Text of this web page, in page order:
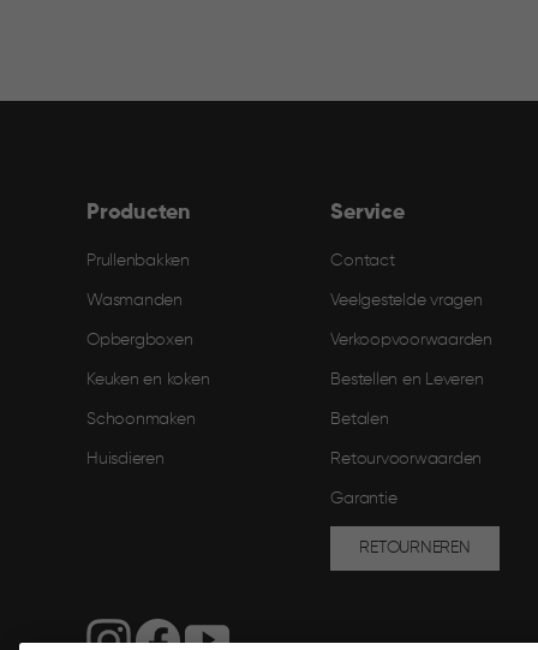
Producten
Prullenbakken
Wasmanden
Opbergboxen
Keuken en koken
Schoonmaken
Huisdieren
Service
Contact
Veelgestelde vragen
Verkoopvoorwaarden
Bestellen en Leveren​
Betalen
Retourvoorwaarden
Garantie
RETOURNEREN